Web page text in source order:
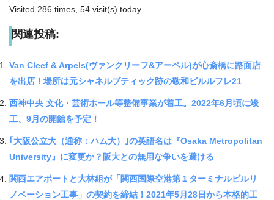
Visited 286 times, 54 visit(s) today
関連投稿:
Van Cleef & Arpels(ヴァンクリーフ&アーペル)が心斎橋に路面店
を出店！場所は元シャネルブティック跡の敬和ビルルフレ21
西神中央 文化・芸術ホール等整備事業が着工。2022年6月頃に竣
工、9月の開館を予定！
｢大阪公立大（通称：ハム大）｣の英語名は『Osaka Metropolitan
University』に変更か？阪大との無用な争いを避ける
関西エアポートと大林組が「関西国際空港第１ターミナルビルリ
ノベーション工事」の契約を締結！2021年5月28日から本格的工